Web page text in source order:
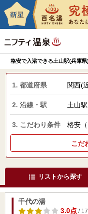
格安で入浴できる土山駅(兵庫
1. 都道府県 関西(
2. 沿線・駅 土山駅
3. こだわり条件 格安（
こだ
リストから探す
千代の湯
3.0点/